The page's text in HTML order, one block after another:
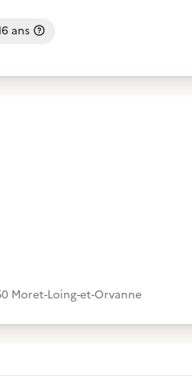
ans
Moret-Loing-et-Orvanne